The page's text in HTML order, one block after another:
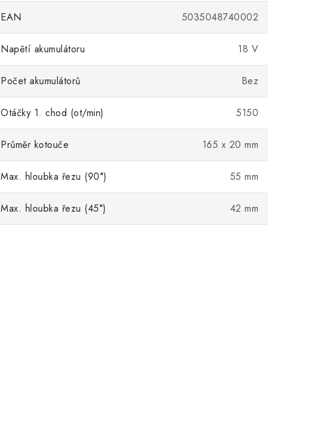
EAN 5035048740002
Napětí akumulátoru 18 V
Počet akumulátorů Bez
Otáčky 1. chod (ot/min) 5150
Průměr kotouče 165 x 20 mm
Max. hloubka řezu (90°) 55 mm
Max. hloubka řezu (45°) 42 mm